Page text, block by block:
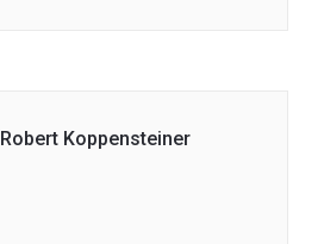
Robert Koppensteiner